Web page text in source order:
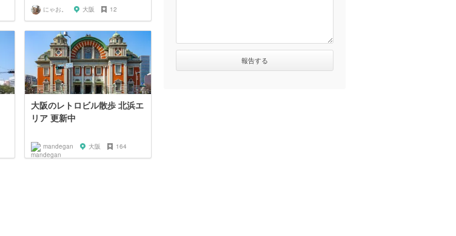
にゃお。 大阪 12
大阪のレトロビル散歩 北浜エ
リア 更新中
mandegan 大阪 164